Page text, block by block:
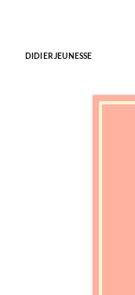
DIDIER JEUNESSE